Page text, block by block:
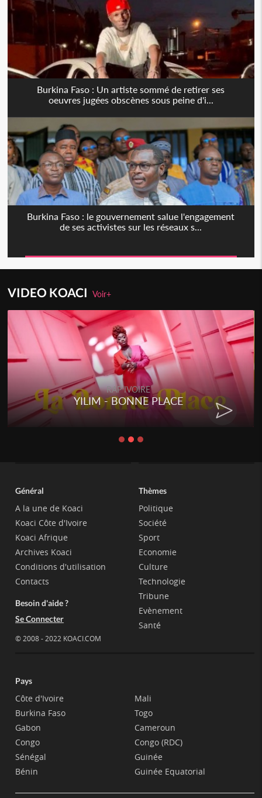
Burkina Faso : Un artiste sommé de retirer ses
oeuvres jugées obscènes sous peine d'i...
Burkina Faso : le gouvernement salue l'engagement
de ses activistes sur les réseaux s...
VIDEO KOACIVoir+
RAP IVOIRE
YILIM - BONNE PLACE
Général
A la une de Koaci
Koaci Côte d'Ivoire
Koaci Afrique
Archives Koaci
Conditions d'utilisation
Contacts
Besoin d'aide ?
Se Connecter
© 2008 - 2022 KOACI.COM
Thèmes
Politique
Société
Sport
Economie
Culture
Technologie
Tribune
Evènement
Santé
Pays
Côte d'Ivoire
Burkina Faso
Gabon
Congo
Sénégal
Bénin
Mali
Togo
Cameroun
Congo (RDC)
Guinée
Guinée Equatorial